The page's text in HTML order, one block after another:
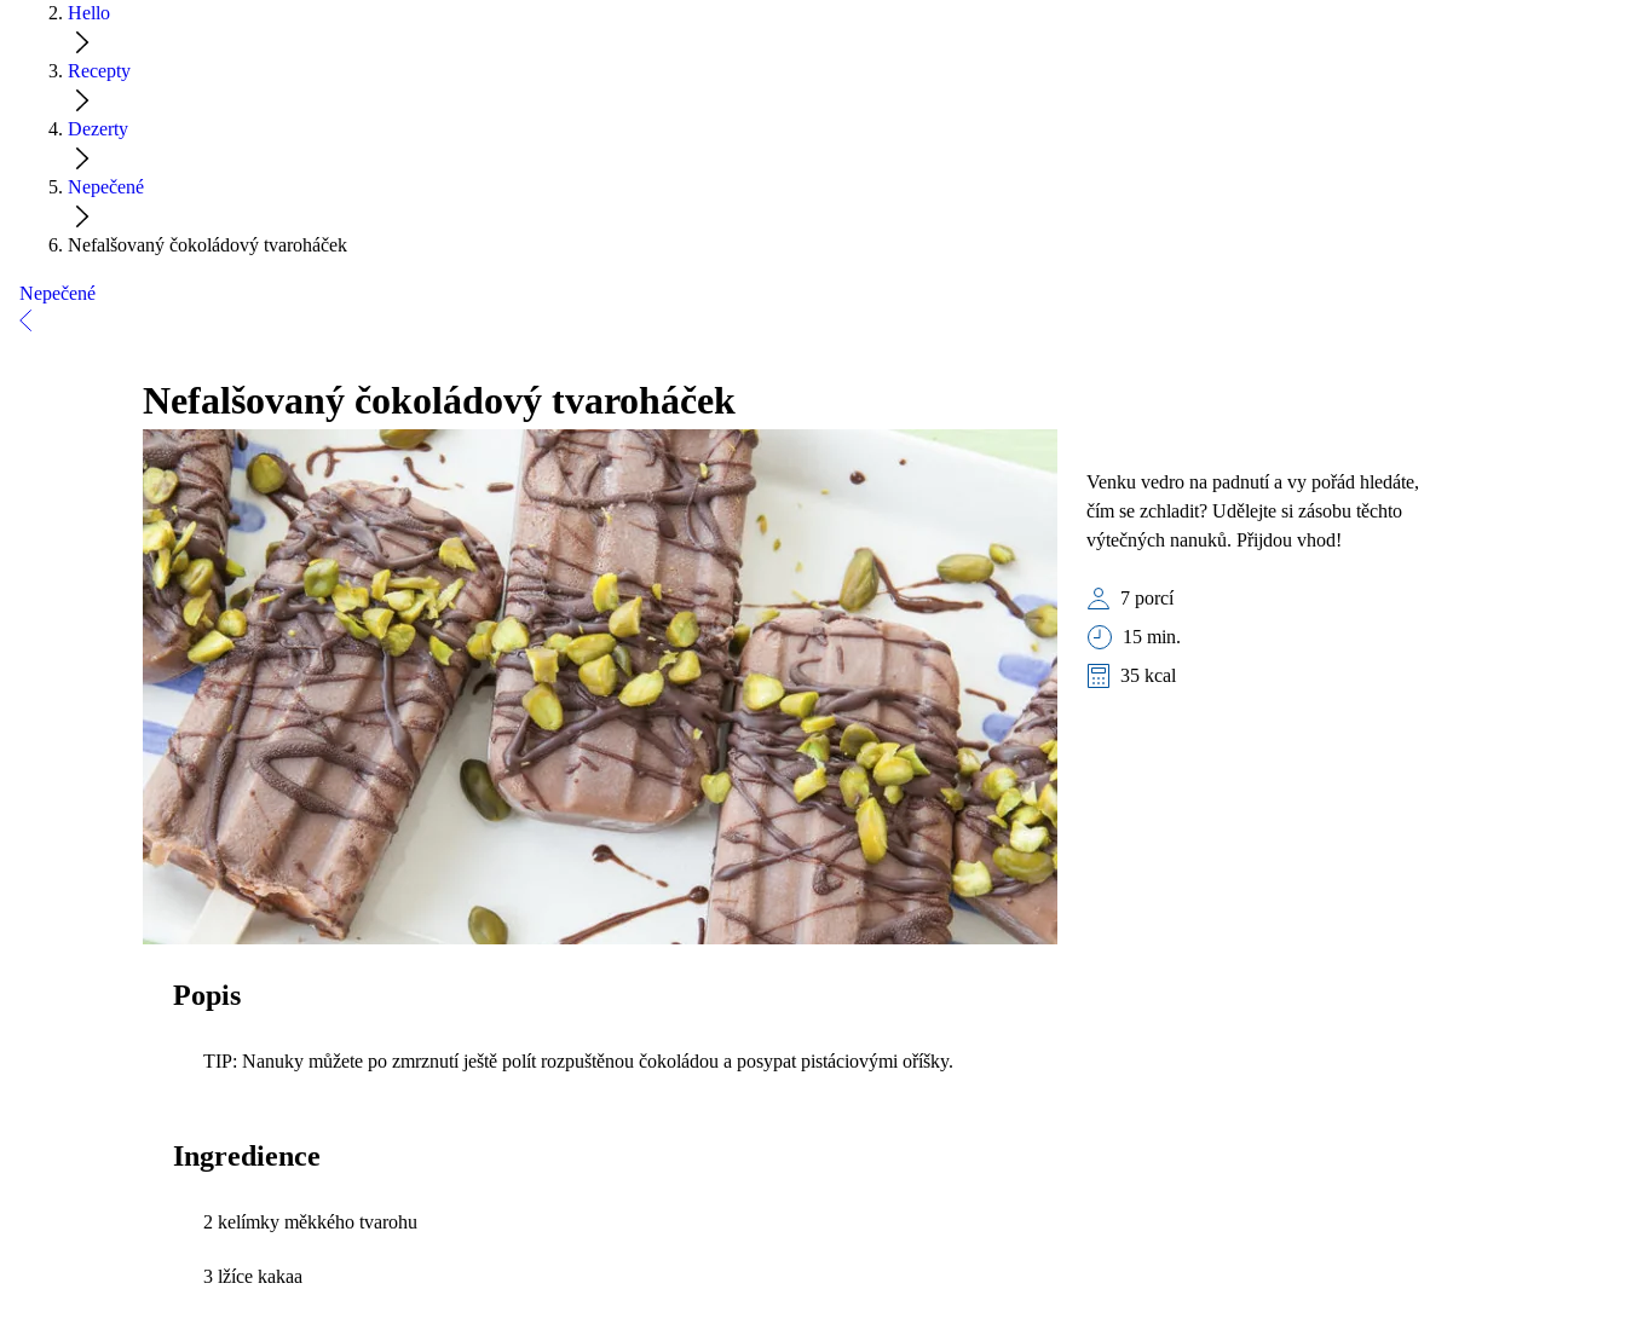
Hello
Recepty
Dezerty
Nepečené
Nefalšovaný čokoládový tvaroháček
Nepečené
Nefalšovaný čokoládový tvaroháček
Venku vedro na padnutí a vy pořád hledáte,
čím se zchladit? Udělejte si zásobu těchto
výtečných nanuků. Přijdou vhod!
7 porcí
15 min.
35 kcal
Popis
TIP: Nanuky můžete po zmrznutí ještě polít rozpuštěnou čokoládou a posypat pistáciovými oříšky.
Ingredience
2 kelímky měkkého tvarohu
3 lžíce kakaa